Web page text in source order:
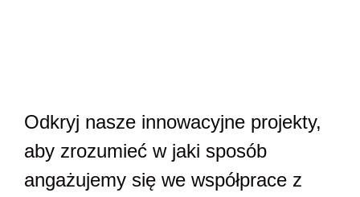
Odkryj nasze innowacyjne projekty,
aby zrozumieć w jaki sposób
angażujemy się we współprace z